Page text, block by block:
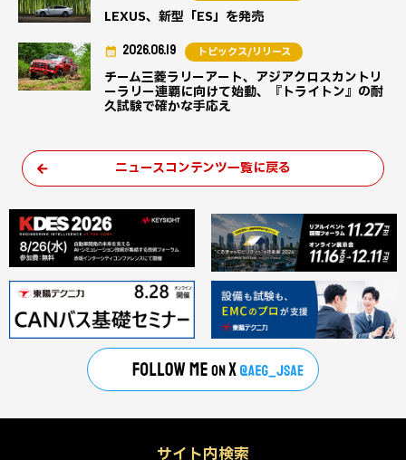
LEXUS、新型「ES」を発売
チーム三菱ラリーアート、アジアクロスカントリ
ーラリー連覇に向けて始動、『トライトン』の耐
久試験で確かな手応え
2026.06.19 トピックス/リリース
ニュースコンテンツ一覧に戻る
サイト内検索